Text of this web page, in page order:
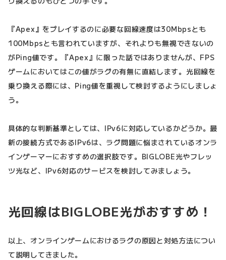
『Apex』をプレイするのに必要な回線速度は30Mbpsとも
100Mbpsとも言われていますが、それよりも無視できないの
がPing値です。『Apex』に限った話ではありませんが、FPS
ゲームにおいてはこの値がラグの有無に直結します。光回線を
乗り換える際には、Ping値を重視して検討するようにしましょ
う。
具体的な判断基準としては、IPv6に対応しているかどうか。最
新の接続方式であるIPv6は、ラグ問題に悩まされているオンラ
インゲーマーにおすすめの選択肢です。BIGLOBE光やフレッ
ツ光など、IPv6対応のサービスを検討してみましょう。
光回線はBIGLOBE光がおすすめ！
以上、オンラインゲームにおけるラグの原因と対処方法につい
て説明してきました。